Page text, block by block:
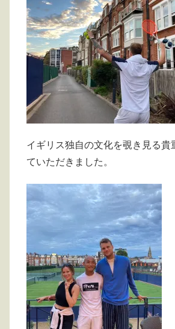
イギリス独自の文化を覗き見る貴
ていただきました。